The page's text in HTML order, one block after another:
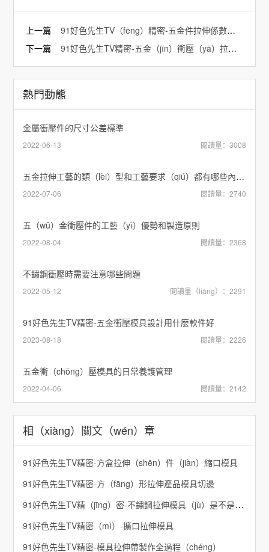
上一篇91好色先生TV（fēng）精密-五金件拉伸係數公式
下一篇91好色先生TV精密-五金（jīn）衝壓（yā）拉伸模具
熱門動態
金屬衝壓件的尺寸公差標準
2022-06-13 閱讀量：3008
五金拉伸工藝的類（lèi）型和工藝要求（qiú）都有哪些內容？
2022-07-06 閱讀量：2740
五（wǔ）金衝壓件的工藝（yì）優勢和製造原則
2022-08-04 閱讀量：2368
不鏽鋼衝壓時需要注意哪些問題
2022-05-12 閱讀量（liàng）：2291
91好色先生TV精密-五金衝壓模具設計用什麽軟件好
2023-08-18 閱讀量：2226
五金衝（chōng）壓模具的日常養護管理
2022-04-06 閱讀量：2142
相（xiàng）關文（wén）章
91好色先生TV精密-方盒拉伸（shēn）件（jiàn）縮口模具
​91好色先生TV精密-方（fāng）形拉伸產品模具切邊
91好色先生TV精（jīng）密-不鏽鋼拉伸模具（jù）是不是r角越大（dà）越好
91好色先生TV精密（mì）-擴口拉伸模具
91好色先生TV精密-模具拉伸帶製作全過程（chéng）